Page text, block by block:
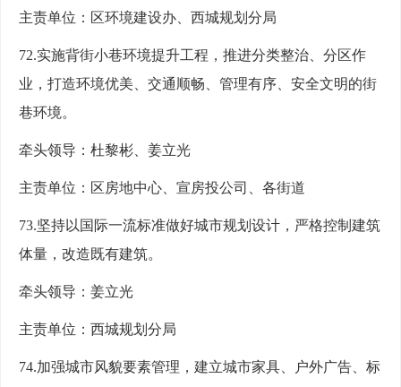
主责单位：区环境建设办、西城规划分局
72.实施背街小巷环境提升工程，推进分类整治、分区作
业，打造环境优美、交通顺畅、管理有序、安全文明的街
巷环境。
牵头领导：杜黎彬、姜立光
主责单位：区房地中心、宣房投公司、各街道
73.坚持以国际一流标准做好城市规划设计，严格控制建筑
体量，改造既有建筑。
牵头领导：姜立光
主责单位：西城规划分局
74.加强城市风貌要素管理，建立城市家具、户外广告、标